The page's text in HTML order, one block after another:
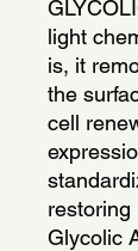
light
is, it
the
cell
restoring
Glycolic